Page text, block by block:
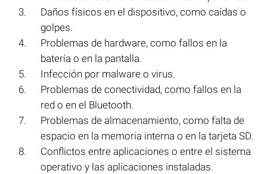
Daños físicos en el dispositivo, como caídas o
golpes.
Problemas de hardware, como fallos en la
batería o en la pantalla.
Infección por malware o virus.
Problemas de conectividad, como fallos en la
red o en el Bluetooth.
Problemas de almacenamiento, como falta de
espacio en la memoria interna o en la tarjeta SD.
Conflictos entre aplicaciones o entre el sistema
operativo y las aplicaciones instaladas.